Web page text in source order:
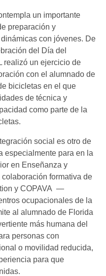
un importante
preparación y
con jóvenes. De
del Día del
realizó un ejercicio de
con el alumnado de
bicicletas en el que
de técnica y
como parte de la
social es otro de
especialmente para en la
en Enseñanza y
formativa de
y COPAVA —
ocupacionales de la
al alumnado de Florida
más humana del
personas con
o movilidad reducida,
para que